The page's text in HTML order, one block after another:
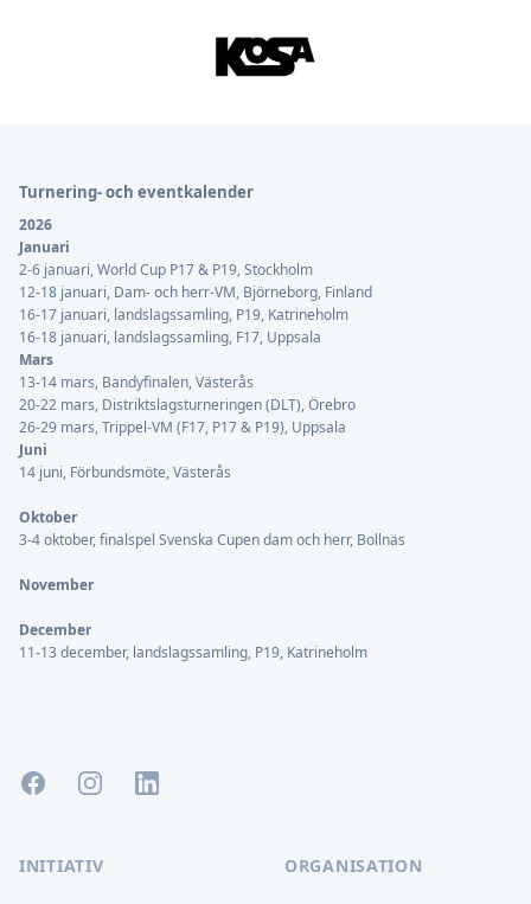
Turnering- och eventkalender
2026
Januari
2-6 januari, World Cup P17 & P19, Stockholm
12-18 januari, Dam- och herr-VM, Björneborg, Finland
16-17 januari, landslagssamling, P19, Katrineholm
16-18 januari, landslagssamling, F17, Uppsala
Mars
13-14 mars, Bandyfinalen, Västerås
20-22 mars, Distriktslagsturneringen (DLT), Örebro
26-29 mars, Trippel-VM (F17, P17 & P19), Uppsala
Juni
14 juni, Förbundsmöte, Västerås
Oktober
3-4 oktober, finalspel Svenska Cupen dam och herr, Bollnäs
November
December
11-13 december, landslagssamling, P19, Katrineholm
FacebookInstagramLinkedIn
INITIATIV ORGANISATION